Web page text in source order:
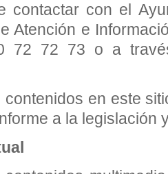
contactar con el
Atención e
72 72 73 o a
en este
a la legislación